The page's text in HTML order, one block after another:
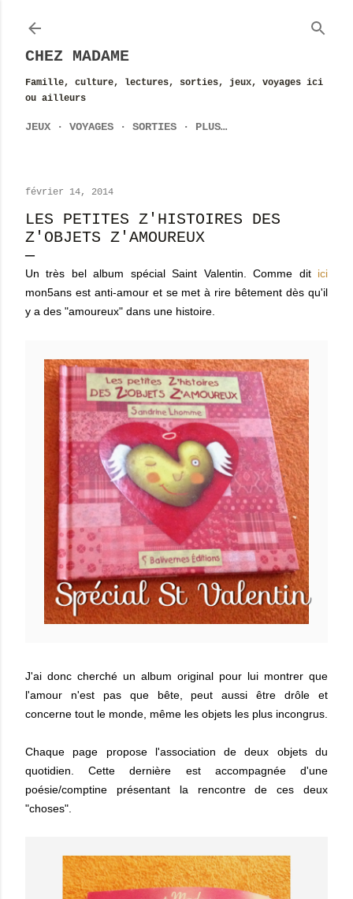
CHEZ MADAME
Famille, culture, lectures, sorties, jeux, voyages ici
ou ailleurs
JEUX VOYAGES SORTIES PLUS…
février 14, 2014
LES PETITES Z'HISTOIRES DES
Z'OBJETS Z'AMOUREUX
Un très bel album spécial Saint Valentin. Comme dit ici
mon5ans est anti-amour et se met à rire bêtement dès qu'il
y a des "amoureux" dans une histoire.
J'ai donc cherché un album original pour lui montrer que
l'amour n'est pas que bête, peut aussi être drôle et
concerne tout le monde, même les objets les plus incongrus.
Chaque page propose l'association de deux objets du
quotidien. Cette dernière est accompagnée d'une
poésie/comptine présentant la rencontre de ces deux
"choses".